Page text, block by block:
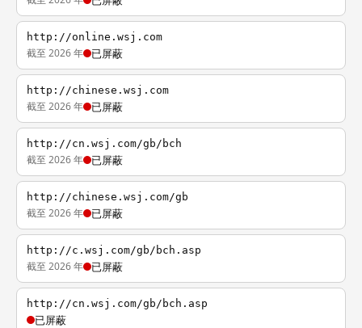
http://online.wsj.com
截至 2026 年 已屏蔽
http://chinese.wsj.com
截至 2026 年 已屏蔽
http://cn.wsj.com/gb/bch
截至 2026 年 已屏蔽
http://chinese.wsj.com/gb
截至 2026 年 已屏蔽
http://c.wsj.com/gb/bch.asp
截至 2026 年 已屏蔽
http://cn.wsj.com/gb/bch.asp
已屏蔽